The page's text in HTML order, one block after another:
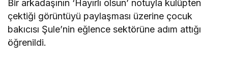
Bir arkadaşının ‘Hayırlı olsun’ notuyla kulüpten
çektiği görüntüyü paylaşması üzerine çocuk
bakıcısı Şule’nin eğlence sektörüne adım attığı
öğrenildi.